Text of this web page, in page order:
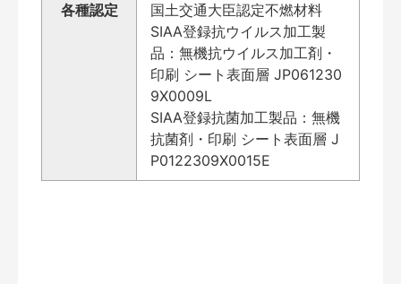
各種認定
国土交通大臣認定不燃材料
SIAA登録抗ウイルス加工製
品：無機抗ウイルス加工剤・
印刷 シート表面層 JP061230
9X0009L
SIAA登録抗菌加工製品：無機
抗菌剤・印刷 シート表面層 J
P0122309X0015E